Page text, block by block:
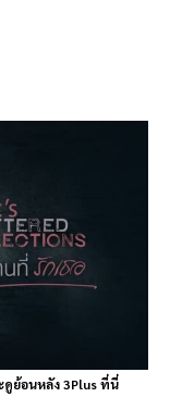
ดูย้อนหลัง 3Plus ที่นี่